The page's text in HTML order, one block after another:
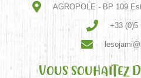
AGROPOLE - BP 109
+33 (0)5
VOUS SOUHAITEZ